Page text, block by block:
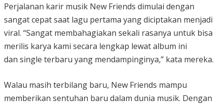
Perjalanan karir musik New Friends dimulai dengan
sangat cepat saat lagu pertama yang diciptakan menjadi
viral. “Sangat membahagiakan sekali rasanya untuk bisa
merilis karya kami secara lengkap lewat album ini
dan single terbaru yang mendampinginya,” kata mereka.
Walau masih terbilang baru, New Friends mampu
memberikan sentuhan baru dalam dunia musik. Dengan